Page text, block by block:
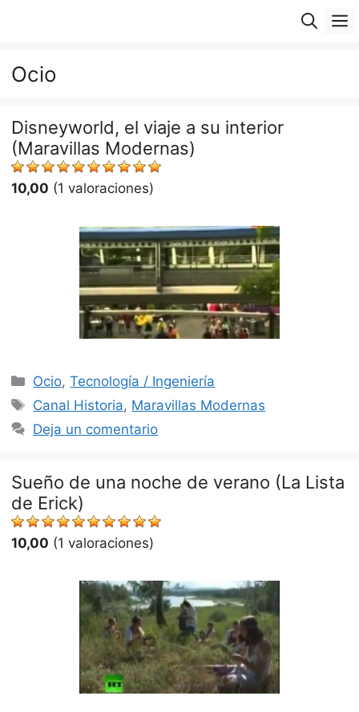
Ocio
Disneyworld, el viaje a su interior
(Maravillas Modernas)
10,00 (1 valoraciones)
Categorías
Ocio,Tecnología / Ingeniería
Etiquetas
Canal Historia, Maravillas Modernas
Deja un comentario
Sueño de una noche de verano (La Lista
de Erick)
10,00 (1 valoraciones)